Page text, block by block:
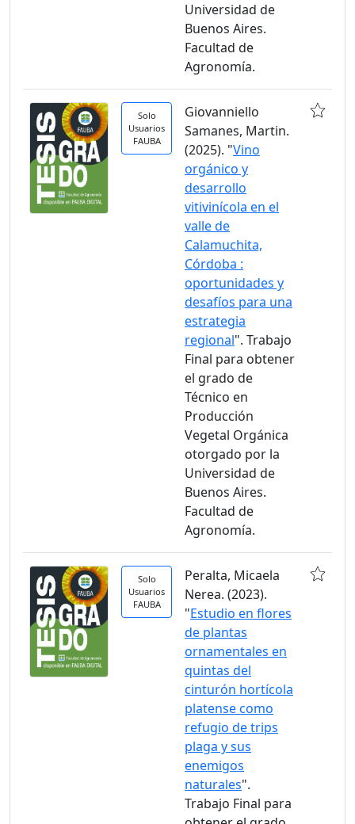
Universidad de
Buenos Aires.
Facultad de
Agronomía.
Solo
Usuarios
FAUBA
Giovanniello
Samanes, Martin.
(2025). "Vino
orgánico y
desarrollo
vitivinícola en el
valle de
Calamuchita,
Córdoba :
oportunidades y
desafíos para una
estrategia
regional". Trabajo
Final para obtener
el grado de
Técnico en
Producción
Vegetal Orgánica
otorgado por la
Universidad de
Buenos Aires.
Facultad de
Agronomía.
Solo
Usuarios
FAUBA
Peralta, Micaela
Nerea. (2023).
"Estudio en flores
de plantas
ornamentales en
quintas del
cinturón hortícola
platense como
refugio de trips
plaga y sus
enemigos
naturales".
Trabajo Final para